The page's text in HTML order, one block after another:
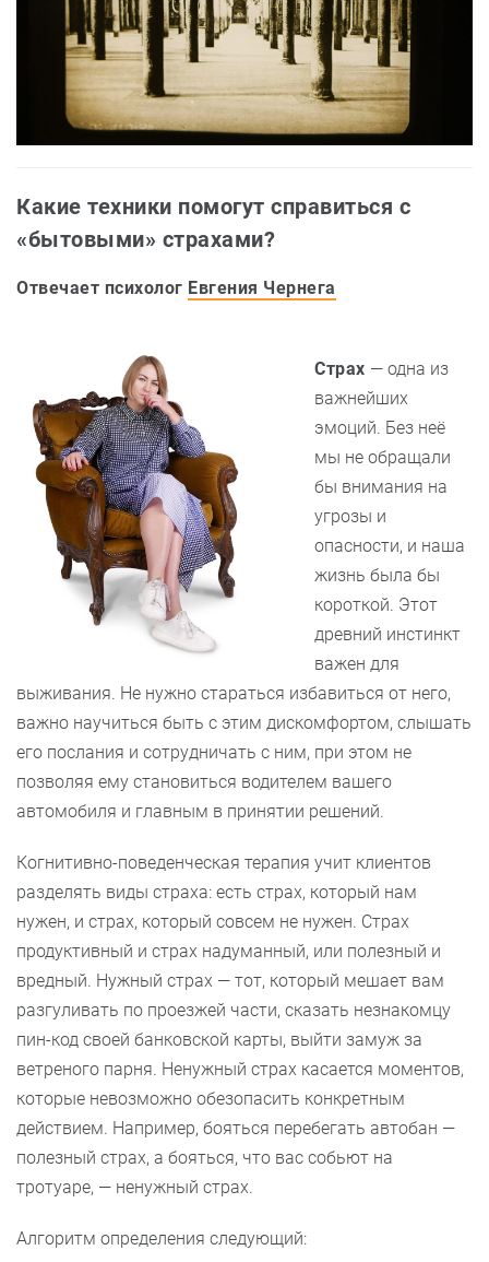
Какие техники помогут справиться с
«бытовыми» страхами?
Отвечает психолог Евгения Чернега
Страх — одна из
важнейших
эмоций. Без неё
мы не обращали
бы внимания на
угрозы и
опасности, и наша
жизнь была бы
короткой. Этот
древний инстинкт
важен для
выживания. Не нужно стараться избавиться от него,
важно научиться быть с этим дискомфортом, слышать
его послания и сотрудничать с ним, при этом не
позволяя ему становиться водителем вашего
автомобиля и главным в принятии решений.
Когнитивно-поведенческая терапия учит клиентов
разделять виды страха: есть страх, который нам
нужен, и страх, который совсем не нужен. Страх
продуктивный и страх надуманный, или полезный и
вредный. Нужный страх — тот, который мешает вам
разгуливать по проезжей части, сказать незнакомцу
пин-код своей банковской карты, выйти замуж за
ветреного парня. Ненужный страх касается моментов,
которые невозможно обезопасить конкретным
действием. Например, бояться перебегать автобан —
полезный страх, а бояться, что вас собьют на
тротуаре, — ненужный страх.
Алгоритм определения следующий: